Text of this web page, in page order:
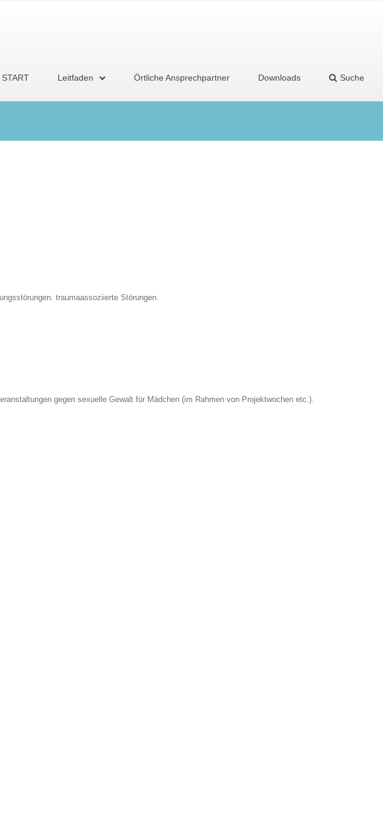
START Leitfaden Örtliche Ansprechpartner Downloads Suche
traumaassoziierte Störungen.
gegen sexuelle Gewalt für Mädchen (im Rahmen von Projektwochen etc.).